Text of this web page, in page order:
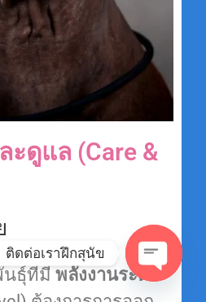
ะดูแล (Care &
นธุ์ที่มี พลังงานระดับ
ติดต่อเราฝึกสุนัข
O